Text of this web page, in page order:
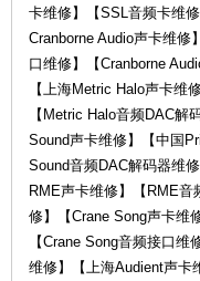
卡维修】【SSL音频卡维
Cranborne Audio声卡维修
口维修】【Cranborne
【上海Metric Halo声卡
【Metric Halo音频DAC
Sound声卡维修】【中国
Sound音频DAC解码器维
RME声卡维修】【RME
修】【Crane Song声卡维
【Crane Song音频接口
维修】【上海Audient声卡